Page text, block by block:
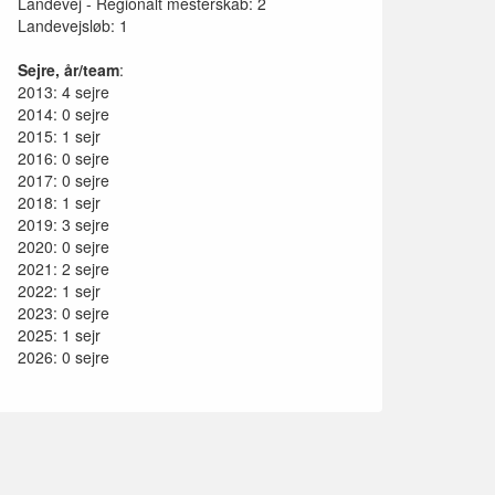
Landevejsløb: 1
Sejre, år/team:
2013: 4 sejre
2014: 0 sejre
2015: 1 sejr
2016: 0 sejre
2017: 0 sejre
2018: 1 sejr
2019: 3 sejre
2020: 0 sejre
2021: 2 sejre
2022: 1 sejr
2023: 0 sejre
2025: 1 sejr
2026: 0 sejre